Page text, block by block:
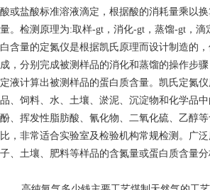
酸或盐酸标准溶液滴定，根据酸的消耗量乘以
量。检测原理为:取样-gt，消化-gt，蒸馏-gt，滴
白含量的定氮仪是根据凯氏原理而设计制造的
成，分别完成被测样品的消化和蒸馏的操作步
定液计算出被测样品的蛋白质含量。凯氏定氮
品、饲料、水、土壤、淤泥、沉淀物和化学品中
酚、挥发性脂肪酸、氰化物、二氧化硫、乙醇
比，非常适合实验室及检验机构常规检测。广
子、土壤、肥料等样品的含氮量或蛋白质含量分